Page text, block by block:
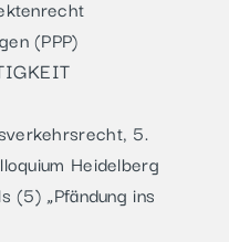
(PPP)
5.
Heidelberg
(5) „Pfändung ins